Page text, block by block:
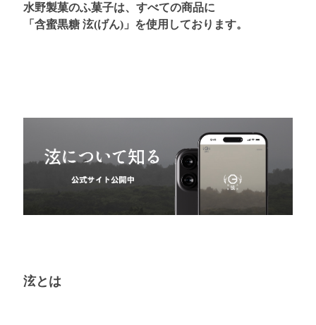
水野製菓のふ菓子は、すべての商品に
「含蜜黒糖 泫(げん)」を使用しております。
泫とは